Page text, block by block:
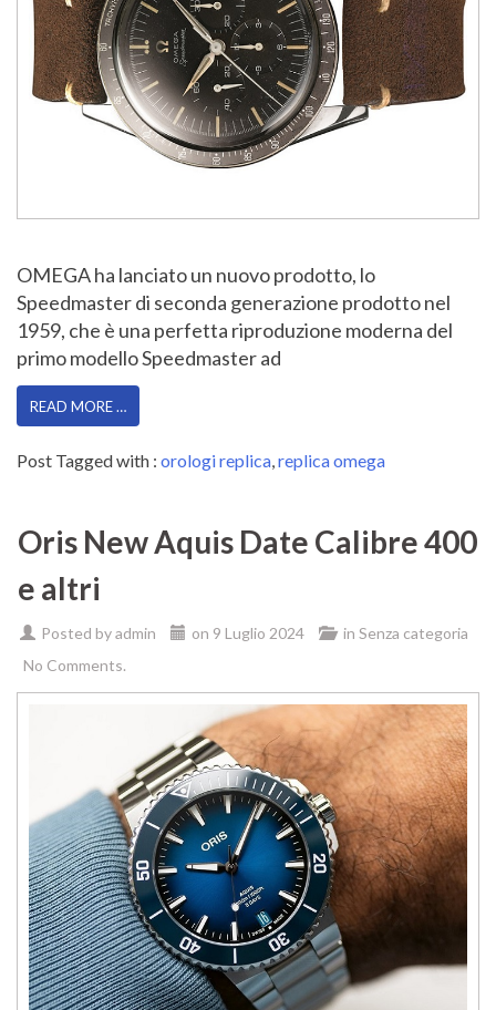
OMEGA ha lanciato un nuovo prodotto, lo
Speedmaster di seconda generazione prodotto nel
1959, che è una perfetta riproduzione moderna del
primo modello Speedmaster ad
READ MORE …
Post Tagged with : orologi replica,replica omega
Oris New Aquis Date Calibre 400
e altri
Posted byadmin on 9 Luglio 2024 in Senza categoria
No Comments.